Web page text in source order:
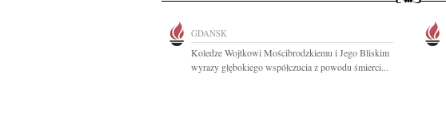
GDAŃSK
Koledze Wojtkowi Mościbrodzkiemu i Jego Bliskim
wyrazy głębokiego współczucia z powodu śmierci...